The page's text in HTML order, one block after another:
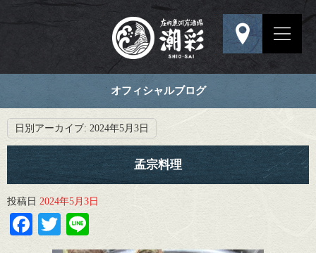
オフィシャルブログ
日別アーカイブ: 2024年5月3日
孟宗料理
投稿日 2024年5月3日
Facebook
Twitter